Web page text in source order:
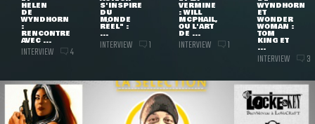
HELEN
DE
WYNDHORN
:
RENCONTRE
AVEC ...
INTERVIEW 4
S'INSPIRE
DU
MONDE
RÉEL" :
...
INTERVIEW 1
VERMINE
: WILL
MCPHAIL,
OU L'ART
DE ...
INTERVIEW 1
WYNDHORN
ET
WONDER
WOMAN :
TOM
KING ET
...
INTERVIEW 3